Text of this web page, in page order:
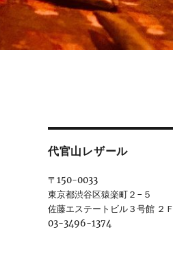
代官山レザール
〒150-0033
東京都渋谷区猿楽町２−５
佐藤エステートビル３号館 ２Ｆ
03-3496-1374